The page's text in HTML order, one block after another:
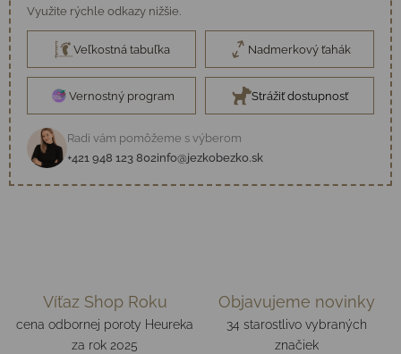
Využite rýchle odkazy nižšie.
Veľkostná tabuľka Nadmerkový ťahák
Vernostný program Strážiť dostupnosť
Radi vám pomôžeme s výberom
+421 948 123 802info@jezkobezko.sk
Víťaz Shop Roku
cena odbornej poroty Heureka
za rok 2025
Objavujeme novinky
34 starostlivo vybraných
značiek